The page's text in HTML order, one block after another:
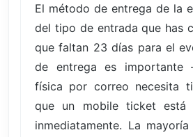
El método de entrega de la
del tipo de entrada que has
que faltan 23 días para el
de entrega es importante
física por correo necesita
que un mobile ticket está
inmediatamente. La